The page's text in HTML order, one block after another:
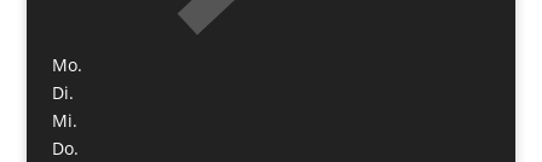
Mo.
Di.
Mi.
Do.